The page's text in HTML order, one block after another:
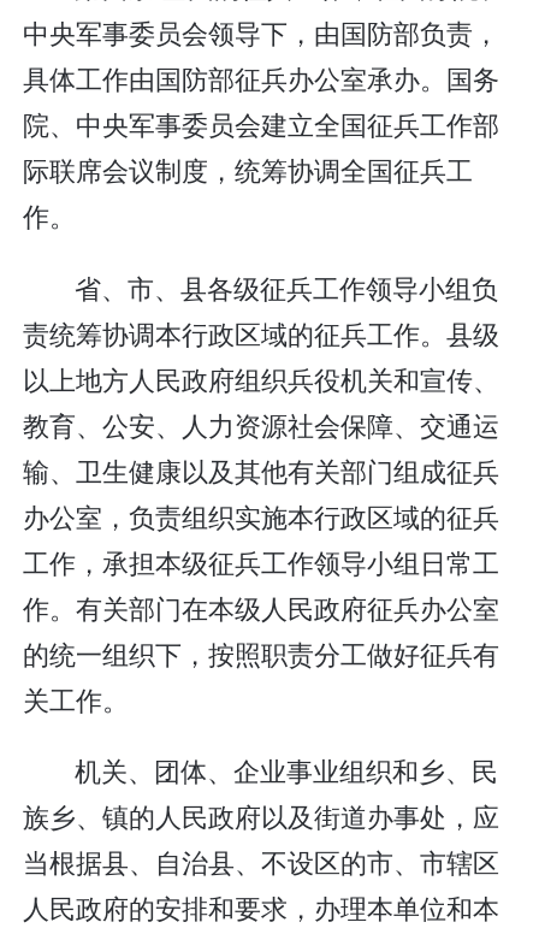
中央军事委员会领导下，由国防部负责，
具体工作由国防部征兵办公室承办。国务
院、中央军事委员会建立全国征兵工作部
际联席会议制度，统筹协调全国征兵工
作。
省、市、县各级征兵工作领导小组负
责统筹协调本行政区域的征兵工作。县级
以上地方人民政府组织兵役机关和宣传、
教育、公安、人力资源社会保障、交通运
输、卫生健康以及其他有关部门组成征兵
办公室，负责组织实施本行政区域的征兵
工作，承担本级征兵工作领导小组日常工
作。有关部门在本级人民政府征兵办公室
的统一组织下，按照职责分工做好征兵有
关工作。
机关、团体、企业事业组织和乡、民
族乡、镇的人民政府以及街道办事处，应
当根据县、自治县、不设区的市、市辖区
人民政府的安排和要求，办理本单位和本